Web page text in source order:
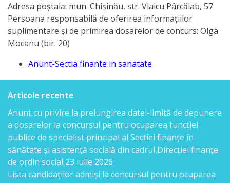
DGF
Plan
activitate
Rapoarte
de
activitate
Bugetul
Adresa poştală: mun. Chişinău, str. Vlaicu Pârcălab, 57
Persoana responsabilă de oferirea informaţiilor
suplimentare şi de primirea dosarelor de concurs: Olga
Mocanu (bir. 20)
Anunt-Sectia finante in sanatate
Articole recente
Anunț cu privire la prelungirea datei-limită de depunere
a dosarelor la concursul pentru ocuparea funcției
publice de specialist principal al Secției finanțe în
sănătate și asistență socială din cadrul Direcției finanțe
de ordin social 23 iulie 2026
Lista candidaţilor admişi la concursul pentru ocuparea